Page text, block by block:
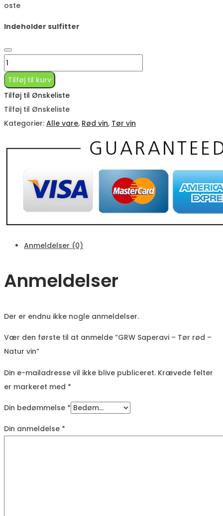
oste
Indeholder sulfitter
GRW
Saperavi
-
Tilføj til kurv
Tilføj til Ønskeliste
Tilføj til Ønskeliste
Kategorier: Alle vare, Rød vin, Tør vin
Anmeldelser (0)
Anmeldelser
Der er endnu ikke nogle anmeldelser.
Vær den første til at anmelde “GRW Saperavi – Tør rød –
Natur vin”
Din e-mailadresse vil ikke blive publiceret. Krævede felter
er markeret med *
Din bedømmelse *
Din anmeldelse *